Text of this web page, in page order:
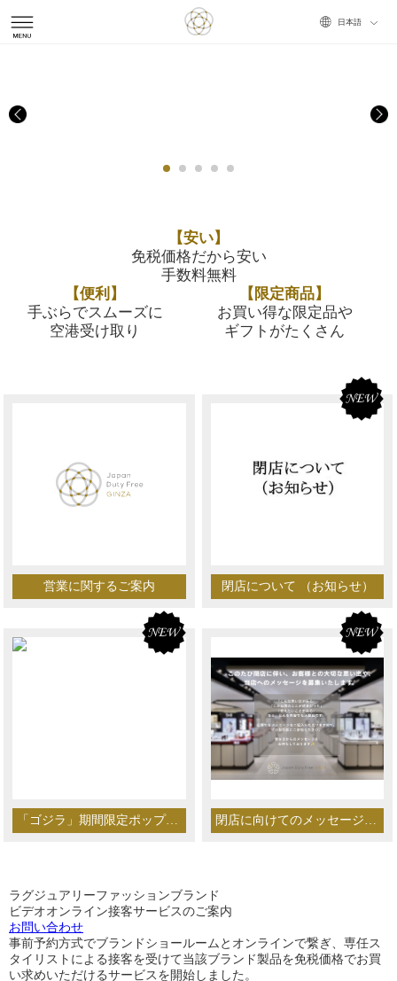
【安い】
免税価格だから安い
手数料無料
【便利】
手ぶらでスムーズに
空港受け取り
【限定商品】
お買い得な限定品や
ギフトがたくさん
営業に関するご案内 閉店について （お知らせ）
「ゴジラ」期間限定ポップアップ開催のお知らせ 閉店に向けてのメッセージ募集中！
ラグジュアリーファッションブランド
ビデオオンライン接客サービスのご案内
お問い合わせ
事前予約方式でブランドショールームとオンラインで繋ぎ、専任ス
タイリストによる接客を受けて当該ブランド製品を免税価格でお買
い求めいただけるサービスを開始しました。